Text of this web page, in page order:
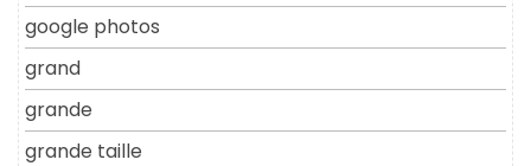
google photos
grand
grande
grande taille